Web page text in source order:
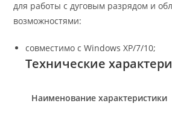
для работы с дуговым разрядом и
возможностями:
совместимо с Windows XP/7/10;
Технические
Наименование характеристики